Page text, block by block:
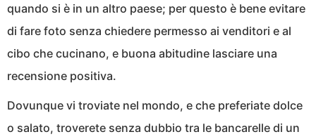
quando si è in un altro paese; per questo è bene evitare
di fare foto senza chiedere permesso ai venditori e al
cibo che cucinano, e buona abitudine lasciare una
recensione positiva.
Dovunque vi troviate nel mondo, e che preferiate dolce
o salato, troverete senza dubbio tra le bancarelle di un